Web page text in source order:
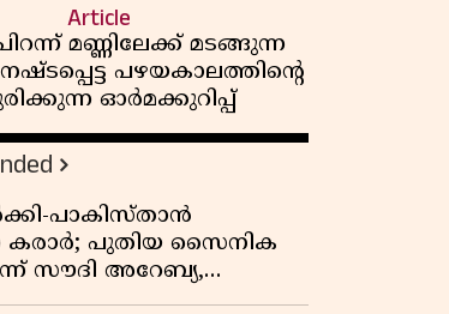
Article
മണ്ണിലേക്ക് മടങ്ങുന്ന
പഴയകാലത്തിൻ്റെ
ഓർമക്കുറിപ്പ്
പാകിസ്താൻ
കരാർ; പുതിയ സൈനിക
സൗദി അറേബ്യ,
ഇറാൻ